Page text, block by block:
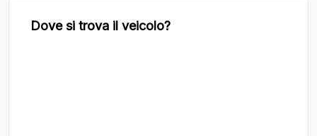
Dove si trova il veicolo?